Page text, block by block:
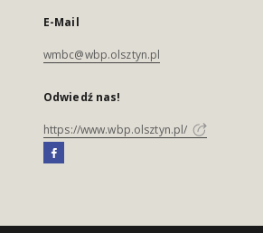
E-Mail
wmbc@wbp.olsztyn.pl
Odwiedź nas!
https://www.wbp.olsztyn.pl/